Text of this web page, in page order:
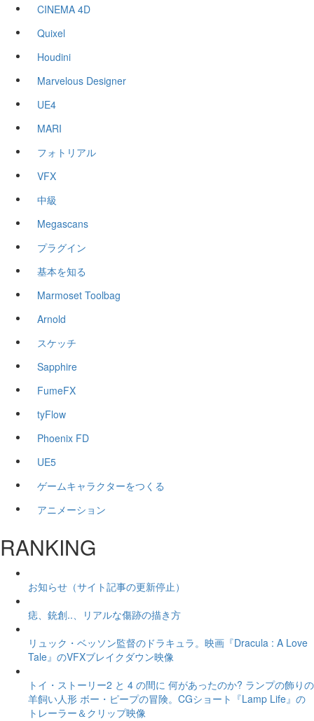
CINEMA 4D
Quixel
Houdini
Marvelous Designer
UE4
MARI
フォトリアル
VFX
中級
Megascans
プラグイン
基本を知る
Marmoset Toolbag
Arnold
スケッチ
Sapphire
FumeFX
tyFlow
Phoenix FD
UE5
ゲームキャラクターをつくる
アニメーション
RANKING
お知らせ（サイト記事の更新停止）
痣、銃創..、リアルな傷跡の描き方
リュック・ベッソン監督のドラキュラ。映画『Dracula : A Love
Tale』のVFXブレイクダウン映像
トイ・ストーリー2 と 4 の間に 何があったのか? ランプの飾りの
羊飼い人形 ボー・ピープの冒険。CGショート『Lamp Life』の
トレーラー＆クリップ映像